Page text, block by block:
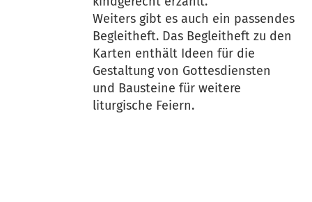
Weiters gibt es auch ein passendes
Begleitheft. Das Begleitheft zu den
Karten enthält Ideen für die
Gestaltung von Gottesdiensten
und Bausteine für weitere
liturgische Feiern.